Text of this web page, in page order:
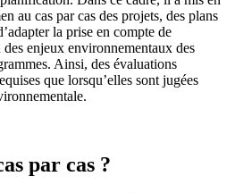
au cas par cas des projets, des plans
la prise en compte de
enjeux environnementaux des
Ainsi, des évaluations
que lorsqu’elles sont jugées
par cas ?